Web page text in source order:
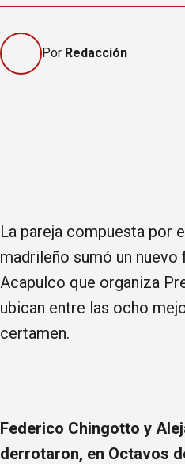
Por Redacción
La pareja compuesta por
madrileño sumó un
Acapulco que organiza
ubican entre las ocho
certamen.
Federico Chingotto y
derrotaron, en Octavos